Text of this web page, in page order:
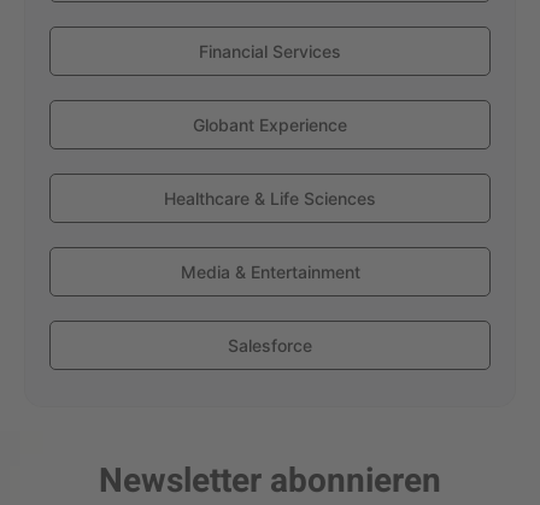
Financial Services
Globant Experience
Healthcare & Life Sciences
Media & Entertainment
Salesforce
Newsletter abonnieren